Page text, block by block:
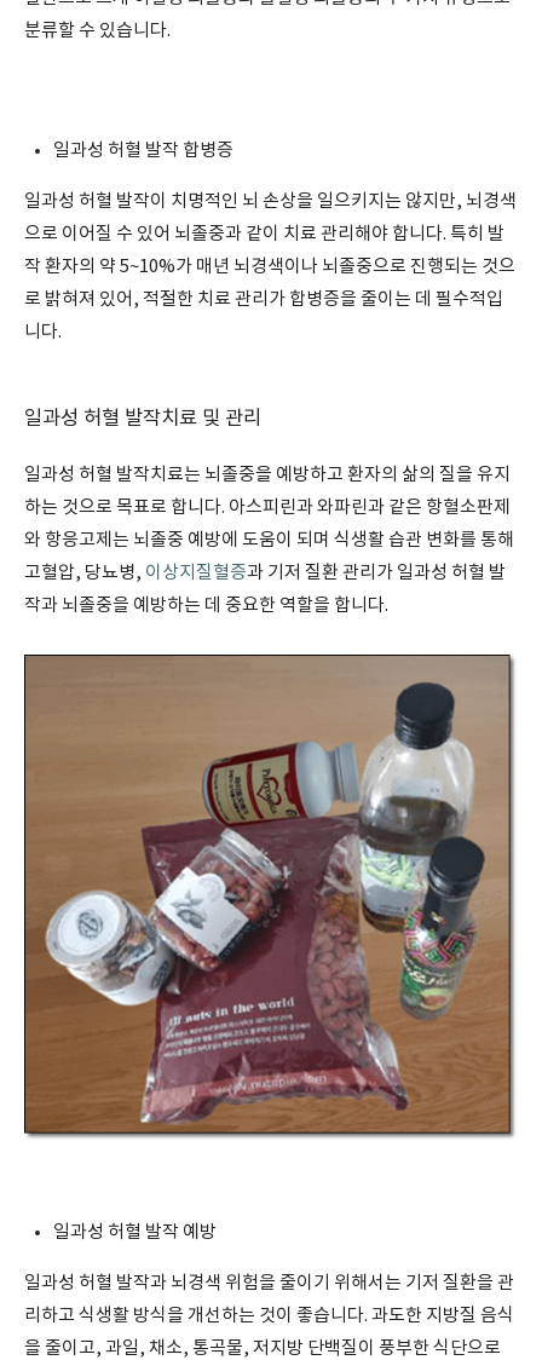
분류할 수 있습니다.
일과성 허혈 발작 합병증
일과성 허혈 발작이 치명적인 뇌 손상을 일으키지는 않지만, 뇌경색
으로 이어질 수 있어 뇌졸중과 같이 치료 관리해야 합니다. 특히 발
작 환자의 약 5~10%가 매년 뇌경색이나 뇌졸중으로 진행되는 것으
로 밝혀져 있어, 적절한 치료 관리가 합병증을 줄이는 데 필수적입
니다.
일과성 허혈 발작치료 및 관리
일과성 허혈 발작치료는 뇌졸중을 예방하고 환자의 삶의 질을 유지
하는 것으로 목표로 합니다. 아스피린과 와파린과 같은 항혈소판제
와 항응고제는 뇌졸중 예방에 도움이 되며 식생활 습관 변화를 통해
고혈압, 당뇨병, 이상지질혈증과 기저 질환 관리가 일과성 허혈 발
작과 뇌졸중을 예방하는 데 중요한 역할을 합니다.
일과성 허혈 발작 예방
일과성 허혈 발작과 뇌경색 위험을 줄이기 위해서는 기저 질환을 관
리하고 식생활 방식을 개선하는 것이 좋습니다. 과도한 지방질 음식
을 줄이고, 과일, 채소, 통곡물, 저지방 단백질이 풍부한 식단으로